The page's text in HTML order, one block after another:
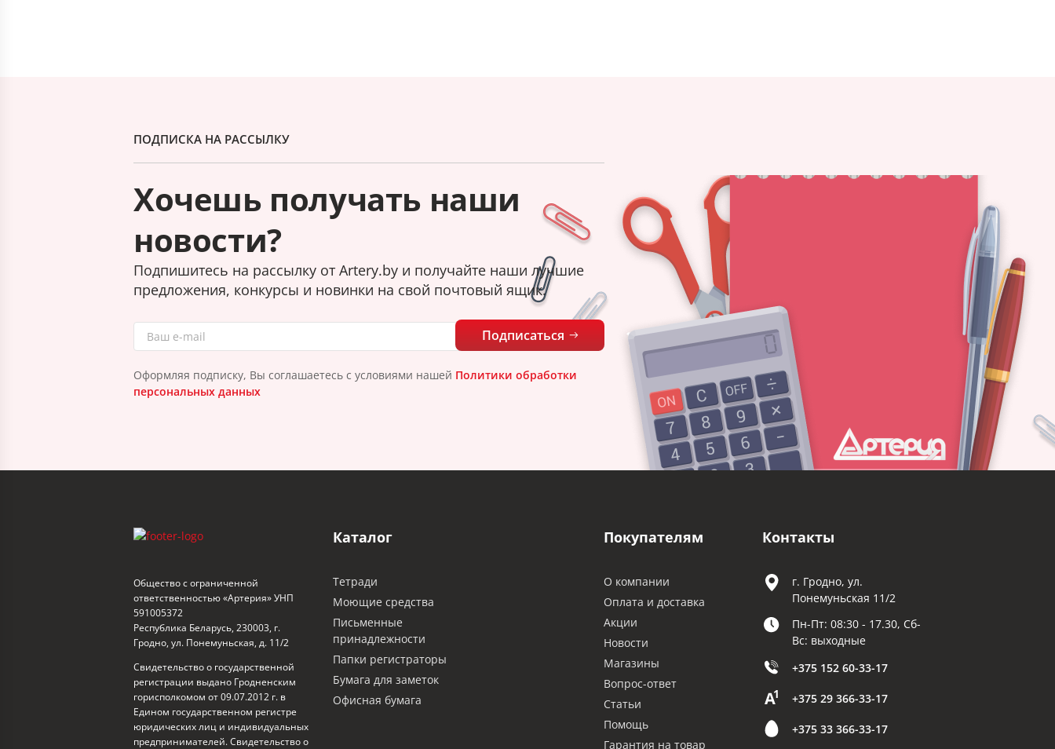
ПОДПИСКА НА РАССЫЛКУ
Хочешь получать наши
новости?
Подпишитесь на рассылку от Artery.by и получайте наши лучшие
предложения, конкурсы и новинки на свой почтовый ящик.
Подписаться
Оформляя подписку, Вы соглашаетесь с условиями нашей Политики обработки
персональных данных
Общество с ограниченной
ответственностью «Артерия» УНП
591005372
Республика Беларусь, 230003, г.
Гродно, ул. Понемуньская, д. 11/2
Свидетельство о государственной
регистрации выдано Гродненским
горисполкомом от 09.07.2012 г. в
Едином государственном регистре
юридических лиц и индивидуальных
предпринимателей. Свидетельство о
Каталог
Тетради
Моющие средства
Письменные
принадлежности
Папки регистраторы
Бумага для заметок
Офисная бумага
Покупателям
О компании
Оплата и доставка
Акции
Новости
Магазины
Вопрос-ответ
Статьи
Помощь
Гарантия на товар
Контакты
г. Гродно, ул.
Понемуньская 11/2
Пн-Пт: 08:30 - 17.30, Сб-
Вс: выходные
+375 152 60-33-17
+375 29 366-33-17
+375 33 366-33-17